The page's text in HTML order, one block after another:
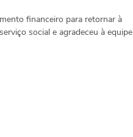
financeiro para retornar à
social e agradeceu à equipe